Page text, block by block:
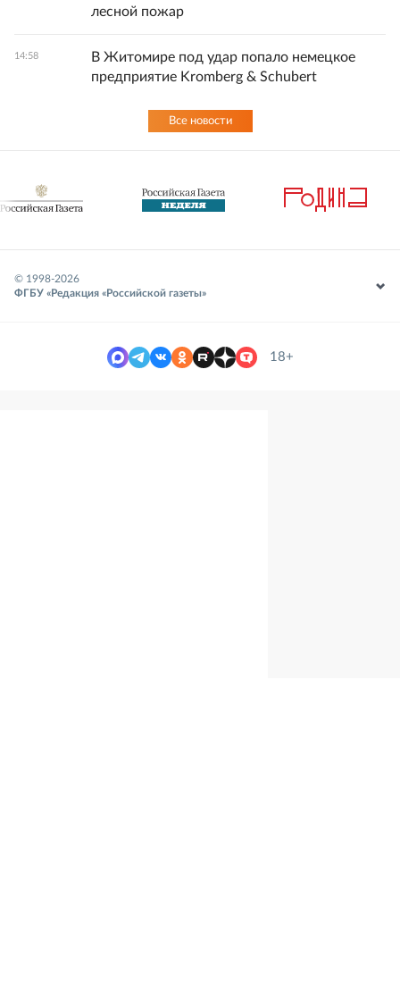
лесной пожар
14:58
В Житомире под удар попало немецкое
предприятие Kromberg & Schubert
Все новости
© 1998-2026
ФГБУ «Редакция «Российской газеты»
18+